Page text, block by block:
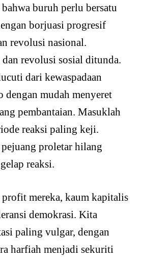
buruh perlu bersatu
borjuasi progresif
revolusi nasional.
dan revolusi sosial ditunda.
dari kewaspadaan
dengan mudah menyeret
pembantaian. Masuklah
reaksi paling keji.
proletar hilang
reaksi.
mereka, kaum kapitalis
demokrasi. Kita
paling vulgar, dengan
harfiah menjadi sekuriti